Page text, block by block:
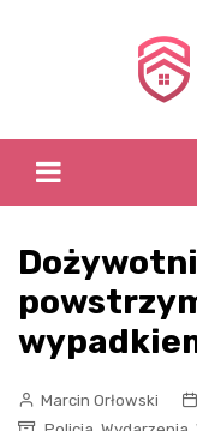
Marcin Orłowski